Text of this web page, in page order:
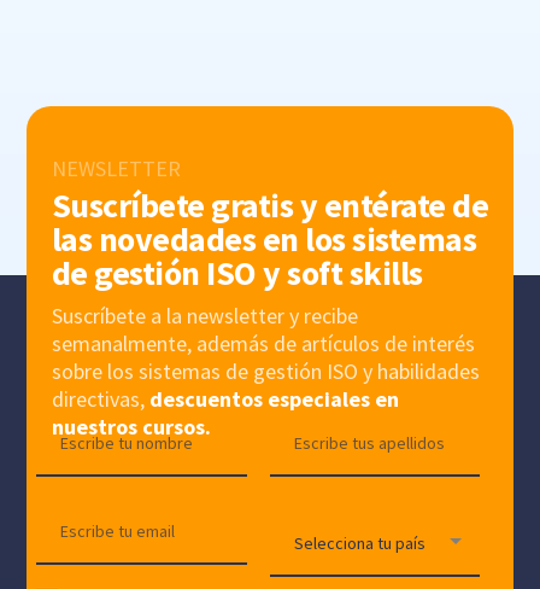
NEWSLETTER
Suscríbete gratis y entérate de
las novedades en los sistemas
de gestión ISO y soft skills
Suscríbete a la newsletter y recibe
semanalmente, además de artículos de interés
sobre los sistemas de gestión ISO y habilidades
directivas, descuentos especiales en
nuestros cursos.